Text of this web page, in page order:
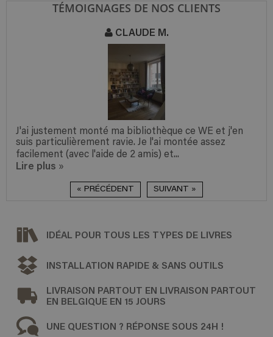
TÉMOIGNAGES DE NOS CLIENTS
CLAUDE M.
J'ai justement monté ma bibliothèque ce WE et j'en
suis particulièrement ravie. Je l'ai montée assez
facilement (avec l'aide de 2 amis) et...
Lire plus »
« PRÉCÉDENT SUIVANT »
IDÉAL POUR TOUS LES TYPES DE LIVRES
INSTALLATION RAPIDE & SANS OUTILS
LIVRAISON PARTOUT EN LIVRAISON PARTOUT
EN BELGIQUE EN 15 JOURS
UNE QUESTION ? RÉPONSE SOUS 24H !